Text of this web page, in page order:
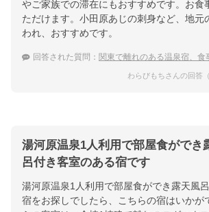
やご家族での滞在にもおすすめです。お食
ただけます。小田原あじの刺身など、地元
われ、おすすめです。
回答された質問： 関東で離れのある温泉宿、食
わらびもちさんの回答
湯河原温泉1人利用で部屋食ができ
呂付き客室のある宿です
湯河原温泉1人利用で部屋食ができ露天風
宿をお探しでしたら、こちらの宿はいかが